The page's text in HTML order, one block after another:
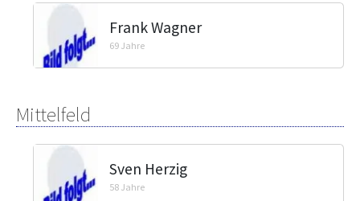
Frank Wagner
69 Jahre
Mittelfeld
Sven Herzig
58 Jahre